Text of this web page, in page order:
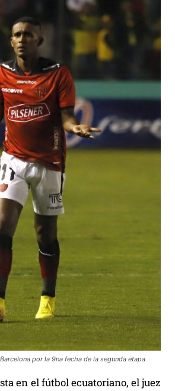
por la 9na fecha de la segunda etapa
en el fútbol ecuatoriano, el juez